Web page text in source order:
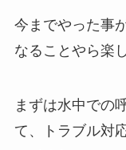
今までやった事
なることやら楽
まずは水中での
て、トラブル対